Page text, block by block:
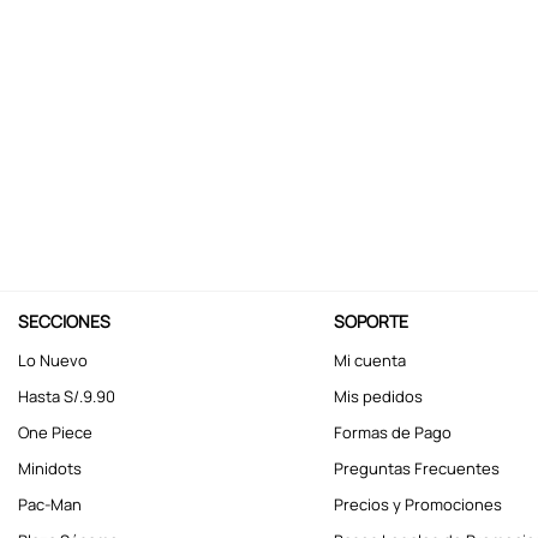
SECCIONES
Lo Nuevo
Hasta S/.9.90
One Piece
Minidots
Pac-Man
SOPORTE
Mi cuenta
Mis pedidos
Formas de Pago
Preguntas Frecuentes
Precios y Promociones